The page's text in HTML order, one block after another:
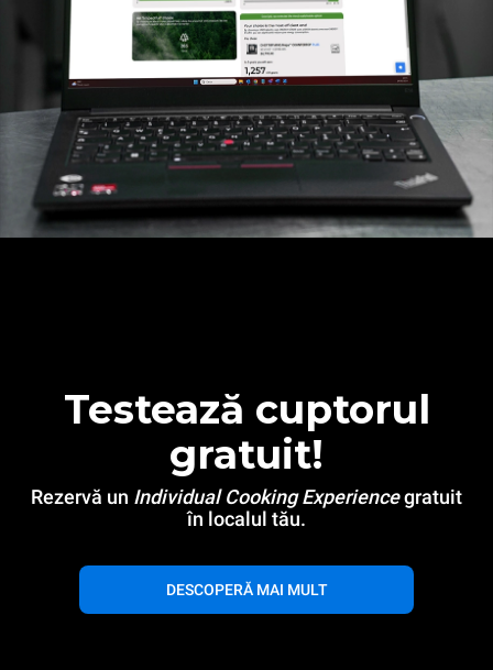
Testează cuptorul
gratuit!
Rezervă un Individual Cooking Experiencegratuit
în localul tău.
DESCOPERĂ MAI MULT